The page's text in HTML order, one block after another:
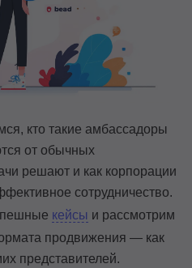
кто такие амбассадоры
от обычных
решают и как корпорации
сотрудничество.
кейсы и рассмотрим
продвижения — как
представителей.